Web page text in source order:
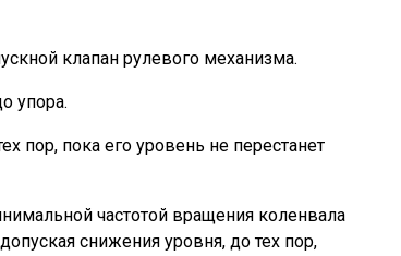
клапан рулевого механизма.
упора.
пор, пока его уровень не перестанет
частотой вращения коленвала
снижения уровня, до тех пор,